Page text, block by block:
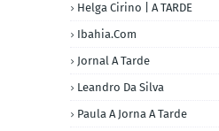
Helga Cirino | A TARDE
Ibahia.com
Jornal A Tarde
Leandro Da Silva
Paula A Jorna A Tarde